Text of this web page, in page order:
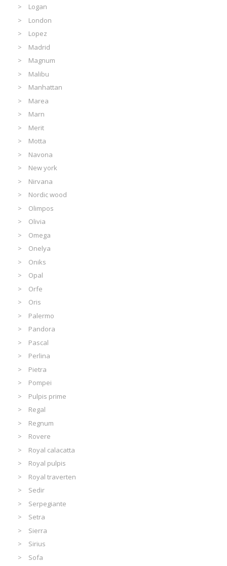
Logan
London
Lopez
Madrid
Magnum
Malibu
Manhattan
Marea
Marn
Merit
Motta
Navona
New york
Nirvana
Nordic wood
Olimpos
Olivia
Omega
Onelya
Oniks
Opal
Orfe
Oris
Palermo
Pandora
Pascal
Perlina
Pietra
Pompei
Pulpis prime
Regal
Regnum
Rovere
Royal calacatta
Royal pulpis
Royal traverten
Sedir
Serpegiante
Setra
Sierra
Sirius
Sofa